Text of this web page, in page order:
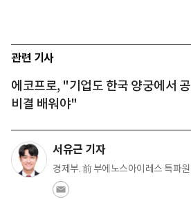
관련 기사
에코프로, "기업도 한국 양궁에서
비결 배워야"
서유근 기자
경제부. 前 부에노스아이레스 특파원